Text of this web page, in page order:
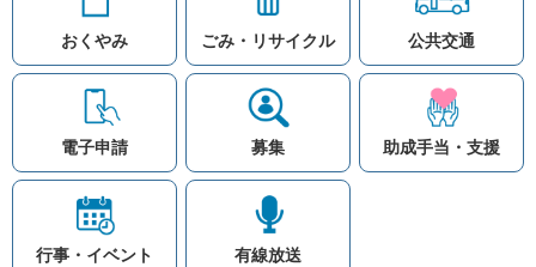
知りたい情報を検索
注目ワード
公共交通
おくやみ ごみ・リサイクル 公共交通
電子申請 募集 助成手当・支援
行事・イベント 有線放送
お問い合わせ
リンク集
このホームページ
著作権と免責事項につ
プライバシーポリシー
© Village Hara